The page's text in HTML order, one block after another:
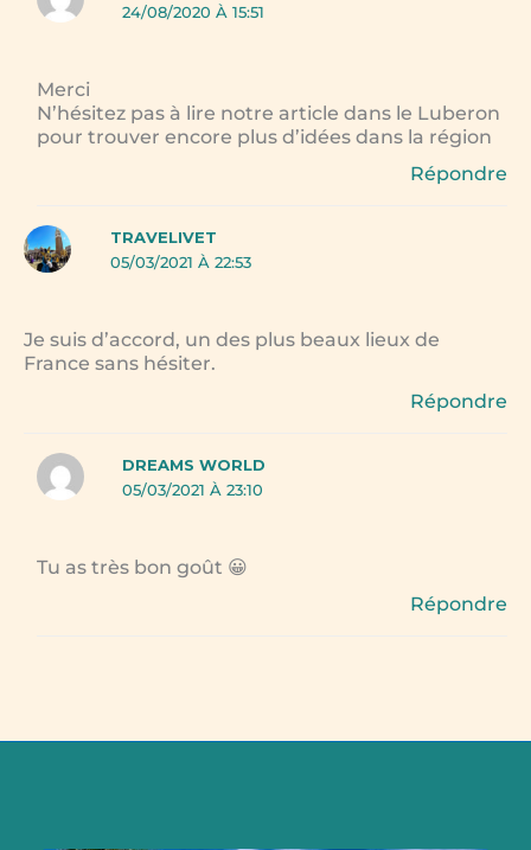
24/08/2020 À 15:51
Merci
N’hésitez pas à lire notre article dans le Luberon
pour trouver encore plus d’idées dans la région
Répondre
TRAVELIVET
05/03/2021 À 22:53
Je suis d’accord, un des plus beaux lieux de
France sans hésiter.
Répondre
DREAMS WORLD
05/03/2021 À 23:10
Tu as très bon goût 😀
Répondre